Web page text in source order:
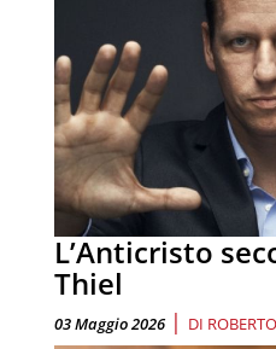
L’Anticristo
Thiel
03 Maggio 2026 | DI